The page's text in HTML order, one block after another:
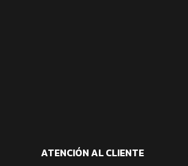
ATENCIÓN AL CLIENTE